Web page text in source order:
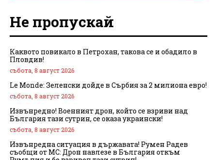
Не пропускай
Каквото повикало в Петрохан, такова се и обадило в
Пловдив!
събота, 8 август 2026
Le Monde: Зеленски дойде в Сърбия за 2 милиона евро!
събота, 8 август 2026
Извънредно! Военният дрон, който се взриви над
България тази сутрин, се оказа украински!
събота, 8 август 2026
Извънредна ситуация в държавата! Румен Радев
съобщи от МС: Дрон навлезе в България откъм